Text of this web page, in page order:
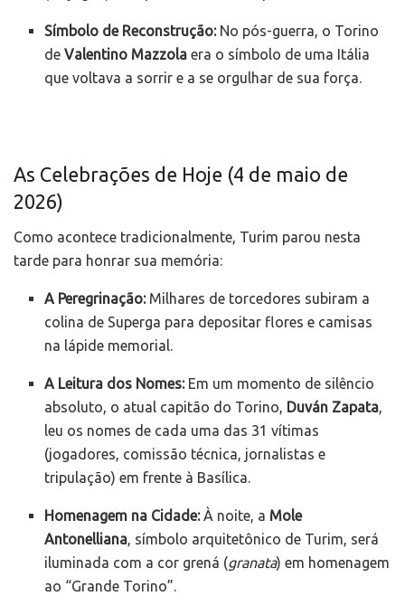
Símbolo de Reconstrução:No pós-guerra, o Torino
deValentino Mazzola era o símbolo de uma Itália
que voltava a sorrir e a se orgulhar de sua força.
As Celebrações de Hoje (4 de maio de
2026)
Como acontece tradicionalmente, Turim parou nesta
tarde para honrar sua memória:
A Peregrinação:Milhares de torcedores subiram a
colina de Superga para depositar flores e camisas
na lápide memorial.
A Leitura dos Nomes:Em um momento de silêncio
absoluto, o atual capitão do Torino, Duván Zapata,
leu os nomes de cada uma das 31 vítimas
(jogadores, comissão técnica, jornalistas e
tripulação) em frente à Basílica.
Homenagem na Cidade:À noite, a Mole
Antonelliana, símbolo arquitetônico de Turim, será
iluminada com a cor grená (granata) em homenagem
ao “Grande Torino”.